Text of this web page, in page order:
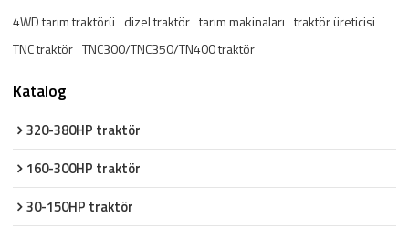
4WD tarım traktörü dizel traktör tarım makinaları traktör üreticisi
TNC traktör TNC300/TNC350/TN400 traktör
Katalog
320-380HP traktör
160-300HP traktör
30-150HP traktör